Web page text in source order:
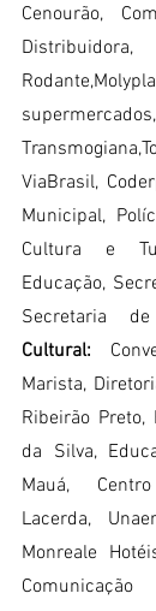
Cenourão,
ViaBrasil,
Municipal,
Cultura e
Educação,
Secretaria
Cultural:
Marista,
Ribeirão Preto,
da Silva,
Mauá,
Lacerda,
Monreale